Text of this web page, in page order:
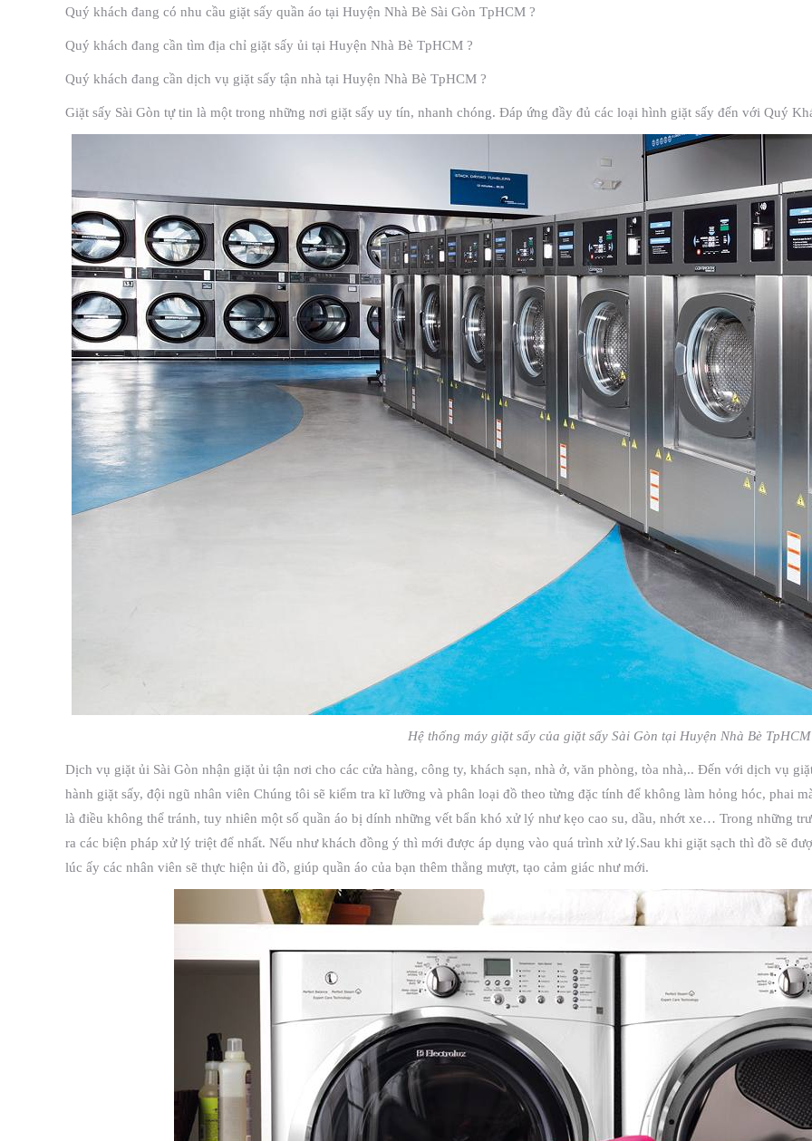
Quý khách đang có nhu cầu giặt sấy quần áo tại Huyện Nhà Bè Sài Gòn TpHCM ?
Quý khách đang cần tìm địa chỉ giặt sấy ủi tại Huyện Nhà Bè TpHCM ?
Quý khách đang cần dịch vụ giặt sấy tận nhà tại Huyện Nhà Bè TpHCM ?
Giặt sấy Sài Gòn tự tin là một trong những nơi giặt sấy uy tín, nhanh chóng. Đáp ứng đầy đủ các loại hình giặt sấy đến với Quý
Hệ thống máy giặt sấy của giặt sấy Sài Gòn tại Huyện Nhà Bè TpHCM
Dịch vụ giặt ủi Sài Gòn nhận giặt ủi tận nơi cho các cửa hàng, công ty, khách sạn, nhà ở, văn phòng, tòa nhà,.. Đến với dịch vụ
hành giặt sấy, đội ngũ nhân viên Chúng tôi sẽ kiểm tra kĩ lưỡng và phân loại đồ theo từng đặc tính để không làm hỏng hóc, phai
là điều không thể tránh, tuy nhiên một số quần áo bị dính những vết bẩn khó xử lý như kẹo cao su, dầu, nhớt xe… Trong những
ra các biện pháp xử lý triệt để nhất. Nếu như khách đồng ý thì mới được áp dụng vào quá trình xử lý.Sau khi giặt sạch thì đồ sẽ
lúc ấy các nhân viên sẽ thực hiện ủi đồ, giúp quần áo của bạn thêm thẳng mượt, tạo cảm giác như mới.